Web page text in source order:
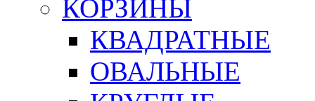
КОРЗИНЫ
КВАДРАТНЫЕ
ОВАЛЬНЫЕ